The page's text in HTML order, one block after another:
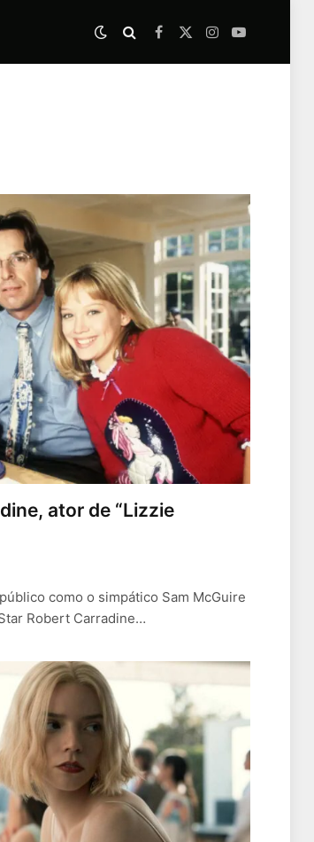
Facebook
X
Instagram
YouTube
ator de “Lizzie
como o simpático Sam McGuire
Robert Carradine…